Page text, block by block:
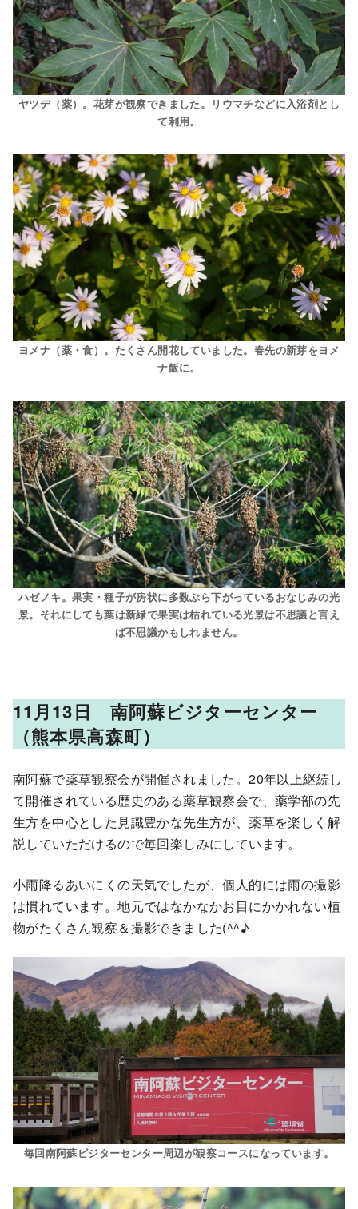
ヤツデ（薬）。花芽が観察できました。リウマチなどに入浴剤とし
て利用。
ヨメナ（薬・食）。たくさん開花していました。春先の新芽をヨメ
ナ飯に。
ハゼノキ。果実・種子が房状に多数ぶら下がっているおなじみの光
景。それにしても葉は新緑で果実は枯れている光景は不思議と言え
ば不思議かもしれません。
11月13日 南阿蘇ビジターセンター
（熊本県高森町）
南阿蘇で薬草観察会が開催されました。20年以上継続し
て開催されている歴史のある薬草観察会で、薬学部の先
生方を中心とした見識豊かな先生方が、薬草を楽しく解
説していただけるので毎回楽しみにしています。
小雨降るあいにくの天気でしたが、個人的には雨の撮影
は慣れています。地元ではなかなかお目にかかれない植
物がたくさん観察＆撮影できました(^^♪
毎回南阿蘇ビジターセンター周辺が観察コースになっています。